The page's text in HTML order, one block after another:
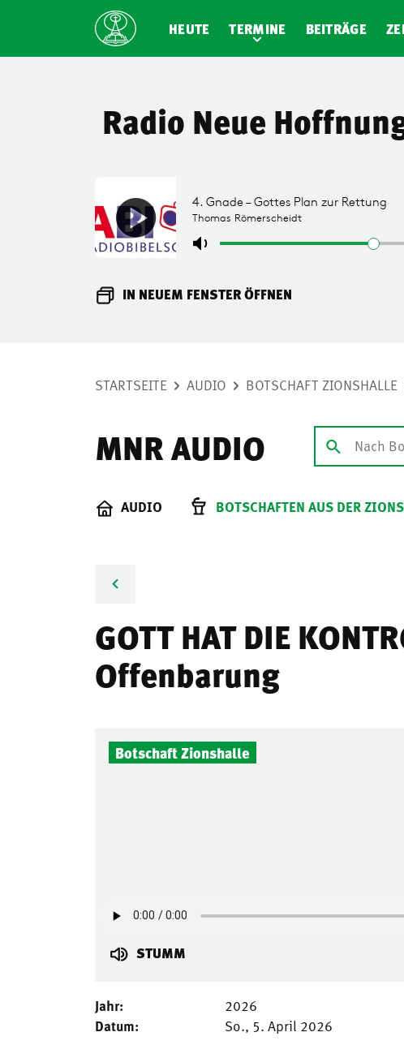
HEUTE TERMINE BEITRÄGE
Radio Neue
IN NEUEM FENSTER ÖFFNEN
STARTSEITE AUDIO BOTSCHAFT ZIONSHALLE
MNR AUDIO
AUDIO BOTSCHAFTEN AUS DER
GOTT HAT DIE
Offenbarung
Botschaft Zionshalle
STUMM
Jahr:
2026
Datum:
So., 5. April 2026